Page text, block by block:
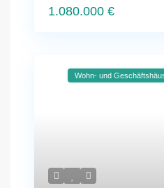
1.080.000 €
Wohn- und